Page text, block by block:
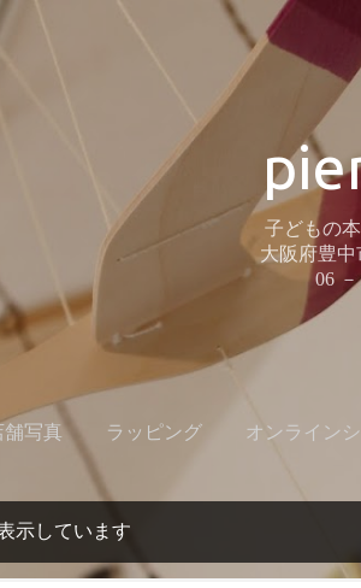
スキップしてメイン コンテン
子どもの
大阪府豊中
06
舗写真 ラッピング オンライン
示しています